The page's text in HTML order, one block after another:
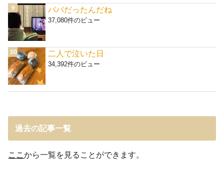
パパだったんだね
37,080件のビュー
二人で泣いた日
34,392件のビュー
過去の記事一覧
ここから一覧を見ることができます。